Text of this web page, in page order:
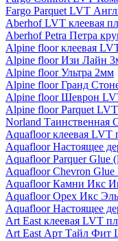
Fargo Parquet LVT
Aberhof LVT клеевая
Aberhof Petra Петра
Alpine floor клеевая
Alpine floor Изи Лайн
Alpine floor Ультра 2мм
Alpine floor Гранд
Alpine floor Шеврон
Alpine floor Parquet
Norland Таинственная
Aquafloor клеевая LVT
Aquafloor Настоящее
Aquafloor Parquer Glue
Aquafloor Chevron
Aquafloor Камни Икс
Aquafloor Орех Икс
Aquafloor Настоящее
Art East клеевая LVT
Art East Арт Тайл Фит